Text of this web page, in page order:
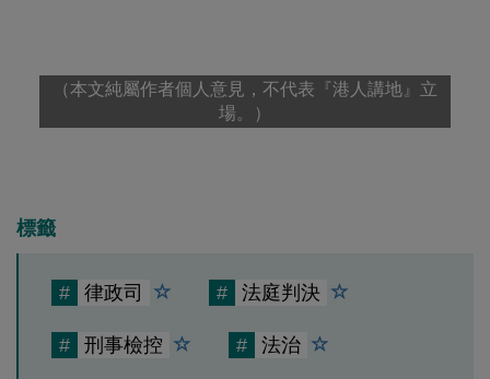
（本文純屬作者個人意見，不代表『港人講地』立
場。）
標籤
# 律政司 # 法庭判決
# 刑事檢控 # 法治